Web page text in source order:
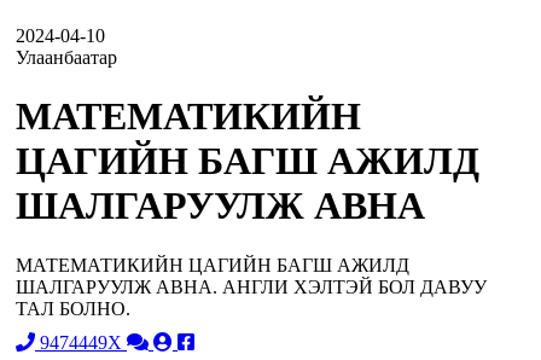
2024-04-10
Улаанбаатар
МАТЕМАТИКИЙН
ЦАГИЙН БАГШ АЖИЛД
ШАЛГАРУУЛЖ АВНА
МАТЕМАТИКИЙН ЦАГИЙН БАГШ АЖИЛД
ШАЛГАРУУЛЖ АВНА. АНГЛИ ХЭЛТЭЙ БОЛ ДАВУУ
ТАЛ БОЛНО.
9474449X